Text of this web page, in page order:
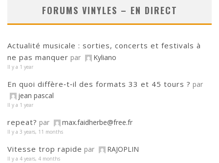
FORUMS VINYLES – EN DIRECT
Actualité musicale : sorties, concerts et festivals à
ne pas manquer par Kyliano
Il y a 1 year
En quoi diffère‑t‑il des formats 33 et 45 tours ? par
jean pascal
Il y a 1 year
repeat? par max.faidherbe@free.fr
Il y a 3 years, 11 months
Vitesse trop rapide par RAJOPLIN
Il y a 4 years, 4 months